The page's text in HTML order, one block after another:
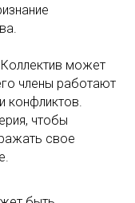
может
члены работают
конфликтов.
чтобы
свое